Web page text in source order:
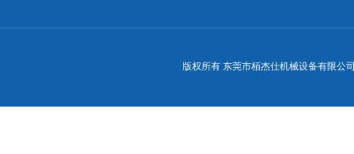
版权所有 东莞市栢杰仕机械设备有限公